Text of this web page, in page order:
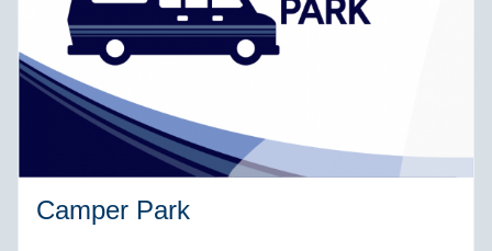
Camper Park